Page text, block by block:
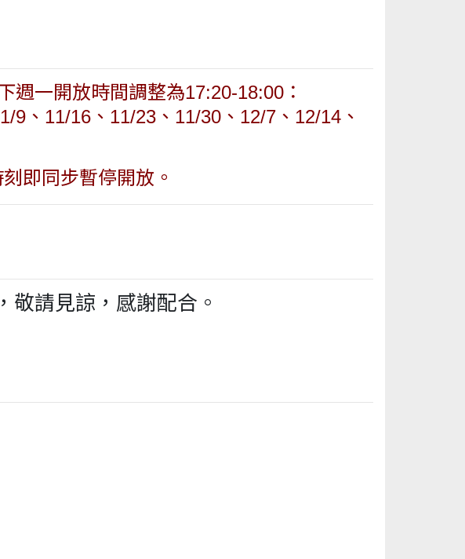
週一開放時間調整為17:20-18:00：
9、11/16、11/23、11/30、12/7、12/14、
即同步暫停開放。
敬請見諒，感謝配合。